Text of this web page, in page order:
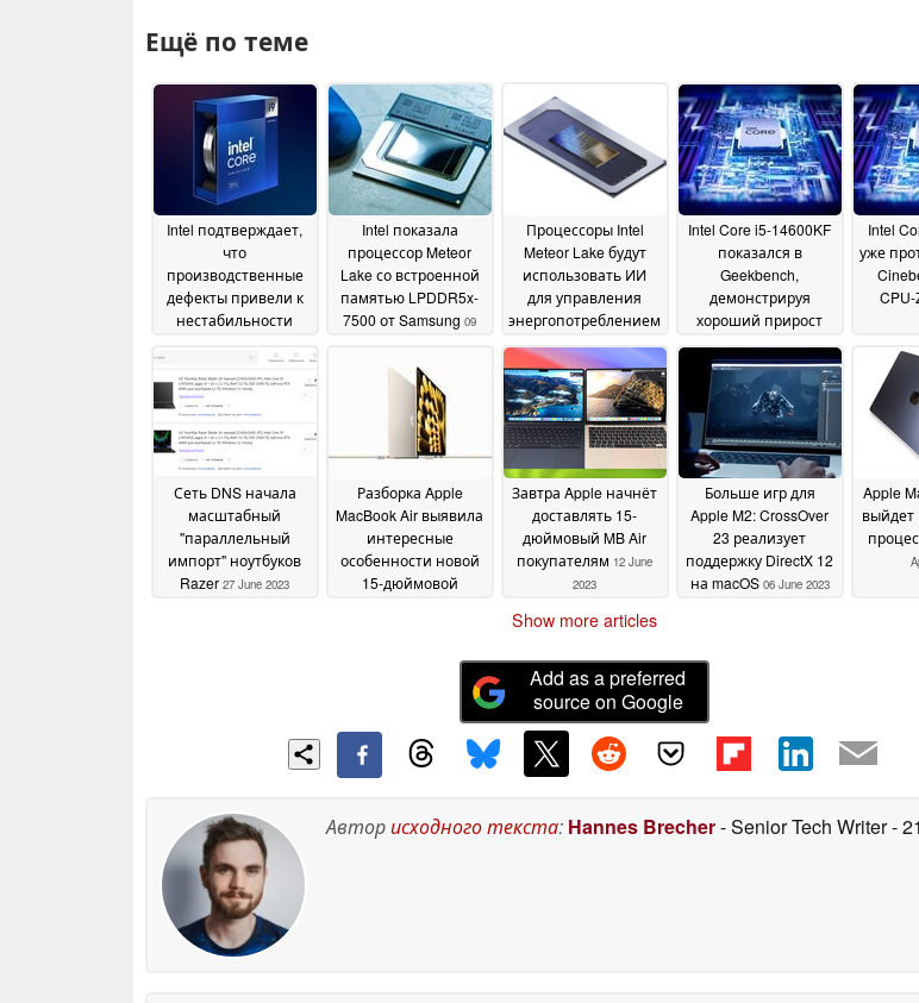
Ещё по теме
Intel подтверждает,
что
производственные
дефекты привели к
нестабильности
процессоров 13-го
поколения Raptor
Lake24 July 2024
Intel показала
процессор Meteor
Lake со встроенной
памятью LPDDR5x-
7500 от Samsung 09
Процессоры Intel
Meteor Lake будут
использовать ИИ
для управления
энергопотреблением
31 August 2023
Intel Core i5-14600KF
показался в
Geekbench,
демонстрируя
хороший прирост
по сравнению с Core
i5-13600KF12 August
2023
Intel
уже
CPU-
Сеть DNS начала
масштабный
"параллельный
импорт" ноутбуков
Razer 27 June 2023
Разборка Apple
MacBook Air выявила
интересные
особенности новой
15-дюймовой
Завтра Apple начнёт
доставлять 15-
дюймовый MB Air
покупателям 12 June
2023
Больше игр для
Apple M2: CrossOver
23 реализует
поддержку DirectX 12
на macOS 06 June 2023
Apple
выйдет
Show more articles
Add as a preferred
source on Google
Авторисходного текста: Hannes Brecher- Senior Tech Writer-